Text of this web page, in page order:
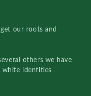
our roots and
others we have
white identities